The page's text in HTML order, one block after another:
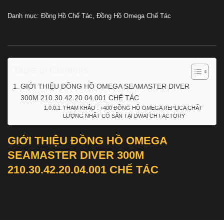
Danh mục: Đồng Hồ Chế Tác, Đồng Hồ Omega Chế Tác
GIỚI THIỆU ĐỒNG HỒ OMEGA SEAMASTER DIVER
300M 210.30.42.20.04.001 CHẾ TÁC
THAM KHẢO : +400 ĐỒNG HỒ OMEGA REPLICA CHẤT
LƯỢNG NHẤT CÓ SẴN TẠI DWATCH FACTORY
GIỚI THIỆU ĐỒNG HỒ OMEGA
SEAMASTER DIVER 300M
210.30.42.20.04.001 CHẾ TÁC